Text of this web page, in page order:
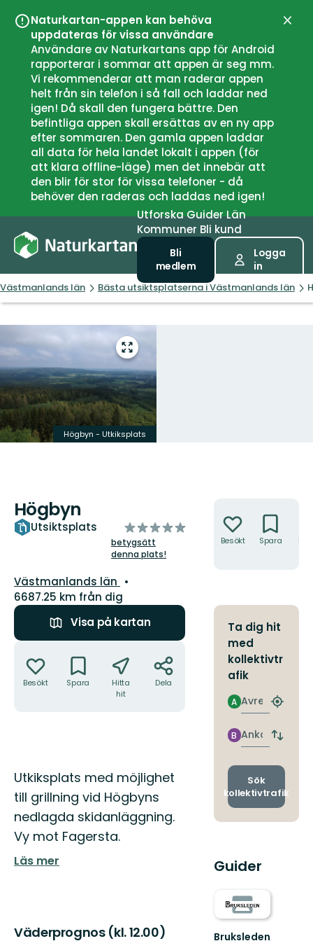
Naturkartan-appen kan behöva
uppdateras för vissa användare
Användare av Naturkartans app för Android
rapporterar i sommar att appen är seg mm.
Vi rekommenderar att man raderar appen
helt från sin telefon i så fall och laddar ned
igen! Då skall den fungera bättre. Den
befintliga appen skall ersättas av en ny app
efter sommaren. Den gamla appen laddar
all data för hela landet lokalt i appen (för
att klara offline-läge) men det innebär att
den blir för stor för vissa telefoner - då
behöver den raderas och laddas ned igen!
UtforskaGuiderLän
Kommuner Bli kund
Bli
medlem
Logga
in
Västmanlands län Bästa utsiktsplatserna i Västmanlands län
Gå
till
helskärmsläge
Högbyn - Utkiksplats
Högbyn
Utsiktsplats
av
5
stjärnor
betygsätt
denna plats!
Län:
Västmanlands län
6687.25 km från dig
Visa på kartan
Besökt Spara
Hitta
hit
Dela
Beskrivning
Utkiksplats med möjlighet
till grillning vid Högbyns
nedlagda skidanläggning.
Vy mot Fagersta.
Läs mer
Väderprognos (kl. 12.00)
Besökt Spara
Ta dig hit
med
kollektivtr
afik
Avresa
A
Hitta
Ankomst
B
Byt
och
Sök
kollektivtrafik
Guider
Bruksleden